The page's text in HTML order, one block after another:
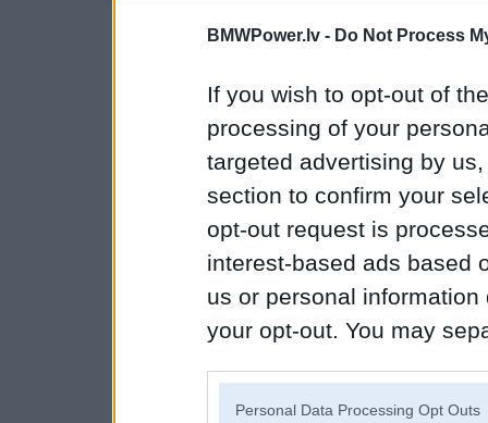
BMWPower.lv - Do Not Process
If you wish to opt-out of
processing of your
targeted advertising by
section to confirm your
opt-out request is
interest-based ads based
us or personal
your opt-out. You may
Personal Data Processing Opt Outs